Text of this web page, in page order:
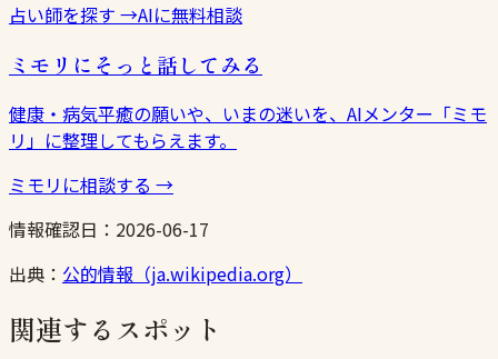
占い師を探す →AIに無料相談
ミモリにそっと話してみる
健康・病気平癒の願いや、いまの迷いを、AIメンター「ミモ
リ」に整理してもらえます。
ミモリに相談する →
情報確認日： 2026-06-17
出典： 公的情報（ja.wikipedia.org）
関連するスポット